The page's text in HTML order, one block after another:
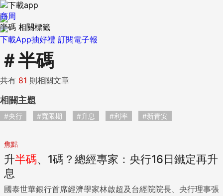
下載App抽好禮 訂閱電子報
商周
半碼 相關標籤
＃半碼
共有 81 則相關文章
相關主題
#央行 #寬限期 #升息 #利率 #新青安
焦點
升半碼、1碼？總經專家：央行16日鐵定再升
息
國泰世華銀行首席經濟學家林啟超及台經院院長、央行理事張